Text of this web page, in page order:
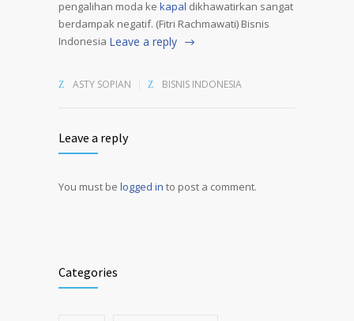
pengalihan moda ke kapal dikhawatirkan sangat
berdampak negatif. (Fitri Rachmawati) Bisnis
Indonesia Leave a reply
ASTY SOPIAN BISNIS INDONESIA
Leave a reply
You must be logged in to post a comment.
Categories